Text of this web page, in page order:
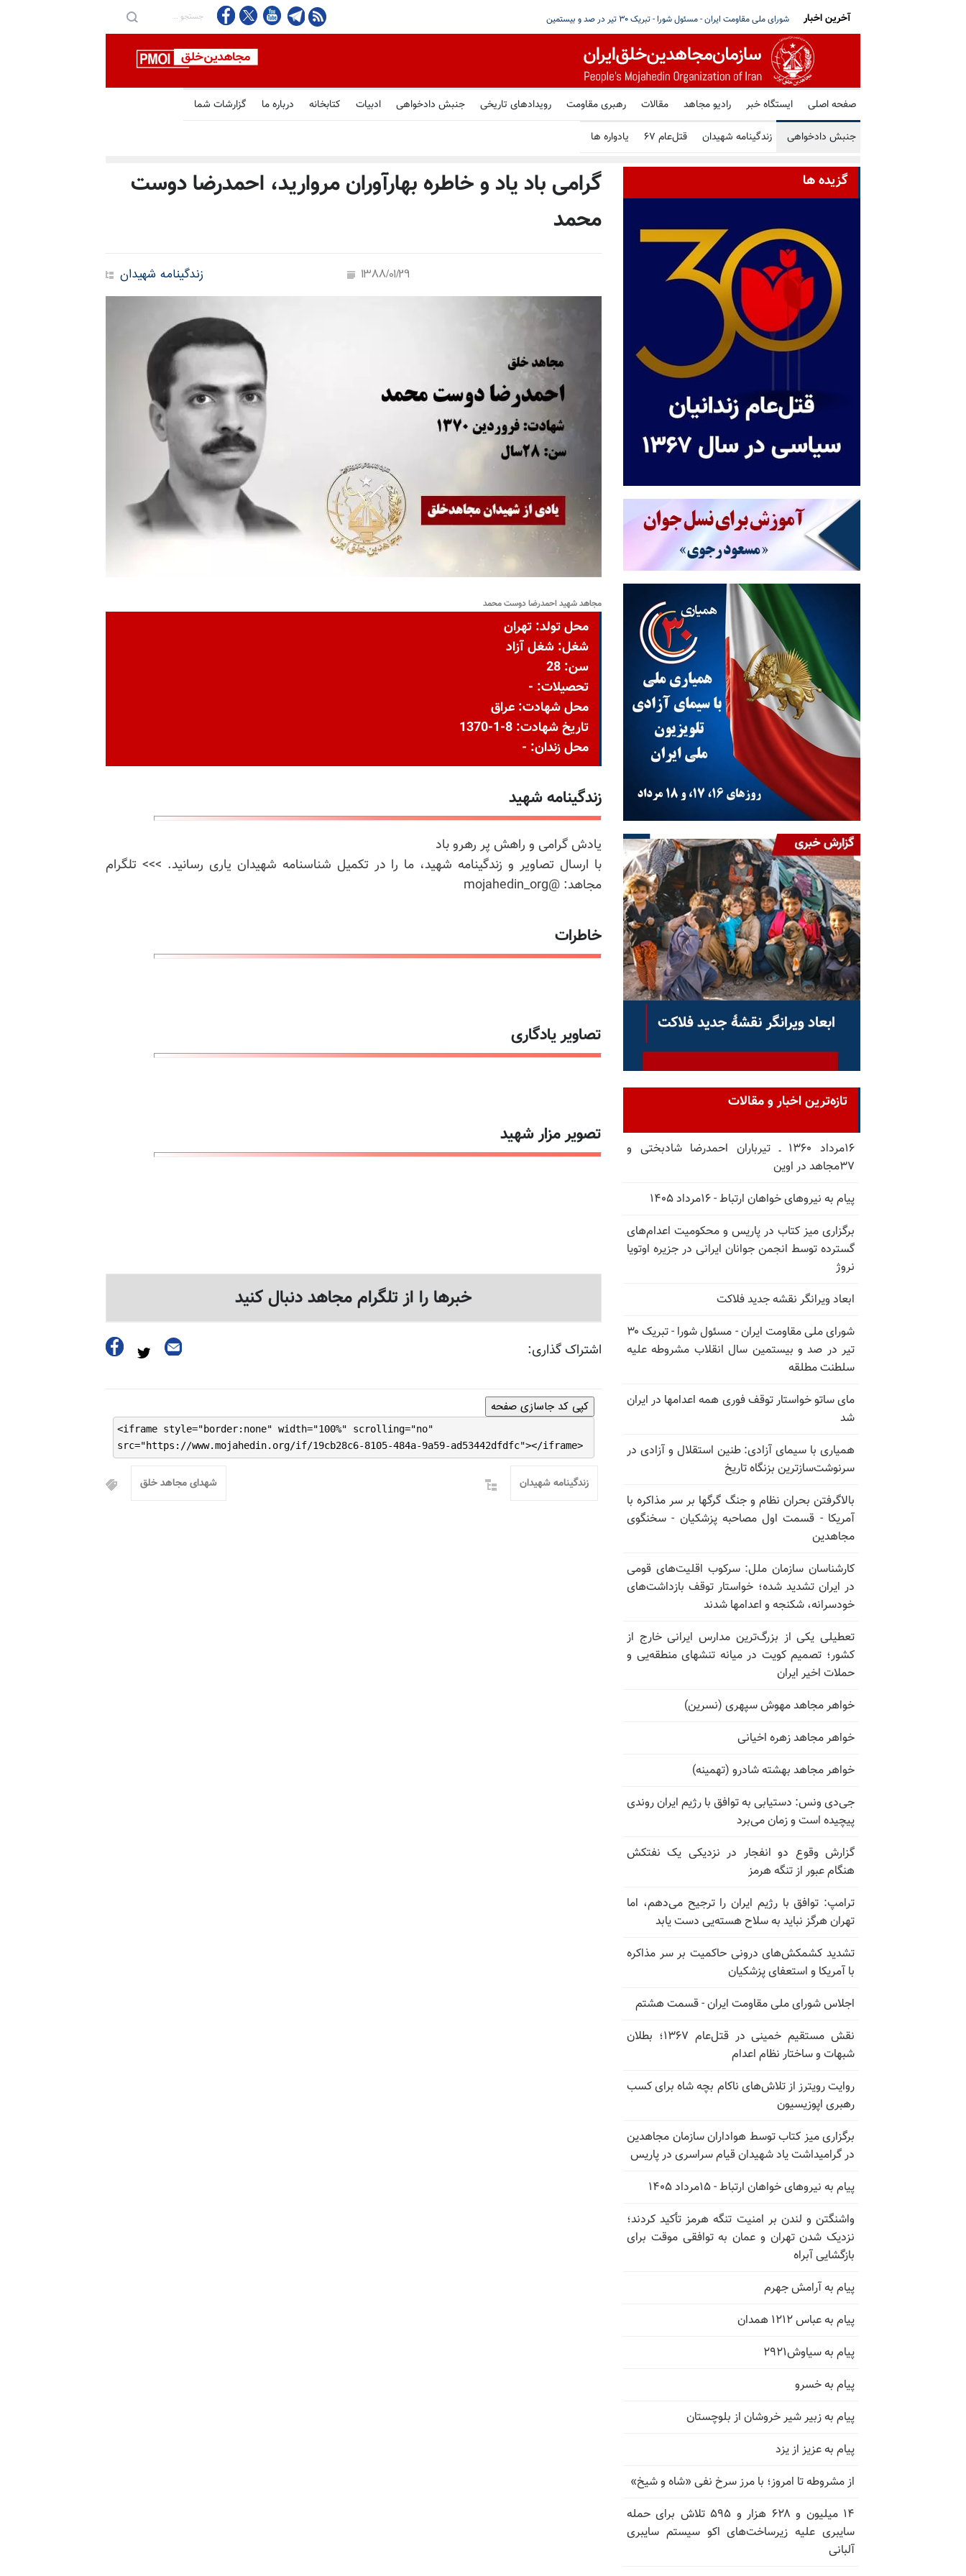
مای ساتو خواستار توقف فوری همه اعدامها در ایران شد بر سر مذاکره با آمریکا - قسمت اول مصاحبه
آخرین اخبار
صفحه اصلی ایستگاه خبر رادیو مجاهد مقالات رهبری مقاومت رویدادهای تاریخی جنبش دادخواهی ادبیات کتابخانه درباره ما گزارشات شما
جنبش دادخواهی زندگینامه شهیدان قتل‌عام ۶۷ یادواره ها
گرامی باد یاد و خاطره بهارآوران مروارید، احمدرضا دوست
محمد
زندگینامه شهیدان 1388/01/29
مجاهد شهید احمدرضا دوست محمد
محل تولد: تهران
شغل: شغل آزاد
سن: 28
تحصیلات: -
محل شهادت: عراق
تاریخ شهادت: 8-1-1370
محل زندان: -
زندگینامه شهید
یادش گرامی و راهش پر رهرو باد
با ارسال تصاویر و زندگینامه شهید، ما را در تکمیل شناسنامه شهیدان یاری رسانید. >>> تلگرام
مجاهد: @mojahedin_org
خاطرات
تصاویر یادگاری
تصویر مزار شهید
خبرها را از تلگرام مجاهد دنبال کنید
اشتراک گذاری:
کپی کد جاسازی صفحه
<iframe style="border:none" width="100%" scrolling="no"
src="https://www.mojahedin.org/if/19cb28c6-8105-484a-9a59-ad53442dfdfc"></iframe>
شهدای مجاهد خلق زندگینامه شهیدان
گزیده ها
تازه‌ترین اخبار و مقالات
۱۶مرداد ۱۳۶۰ ـ تیرباران احمدرضا شادبختی و
۳۷مجاهد در اوین
پیام به نیروهای خواهان ارتباط - ۱۶مرداد ۱۴۰۵
برگزاری میز کتاب در پاریس و محکومیت اعدام‌های
گسترده توسط انجمن جوانان ایرانی در جزیره اوتویا
نروژ
ابعاد ویرانگر نقشه جدید فلاکت
شورای ملی مقاومت ایران - مسئول شورا - تبریک ۳۰
تیر در صد و بیستمین سال انقلاب مشروطه علیه
سلطنت مطلقه
مای ساتو خواستار توقف فوری همه اعدامها در ایران
شد
همیاری با سیمای آزادی: طنین استقلال و آزادی در
سرنوشت‌سازترین بزنگاه تاریخ
بالا‌گرفتن بحران نظام و جنگ گرگها بر سر مذاکره با
آمریکا - قسمت اول مصاحبه پزشکیان - سخنگوی
مجاهدین
کارشناسان سازمان ملل: سرکوب اقلیت‌های قومی
در ایران تشدید شده؛ خواستار توقف بازداشت‌های
خودسرانه، شکنجه و اعدامها شدند
تعطیلی یکی از بزرگ‌ترین مدارس ایرانی خارج از
کشور؛ تصمیم کویت در میانه تنشهای منطقه‌یی و
حملات اخیر ایران
خواهر مجاهد مهوش سپهری (نسرین)
خواهر مجاهد زهره اخیانی
خواهر مجاهد بهشته شادرو (تهمینه)
جی‌دی ونس: دستیابی به توافق با رژیم ایران روندی
پیچیده است و زمان می‌برد
گزارش وقوع دو انفجار در نزدیکی یک نفتکش
هنگام عبور از تنگه هرمز
ترامپ: توافق با رژیم ایران را ترجیح می‌دهم، اما
تهران هرگز نباید به سلاح هسته‌یی دست یابد
تشدید کشمکش‌های درونی حاکمیت بر سر مذاکره
با آمریکا و استعفای پزشکیان
اجلاس شورای ملی مقاومت ایران - قسمت هشتم
نقش مستقیم خمینی در قتل‌عام ۱۳۶۷؛ بطلان
شبهات و ساختار نظام اعدام
روایت رویترز از تلاش‌های ناکام بچه شاه برای کسب
رهبری اپوزیسیون
برگزاری میز کتاب توسط هواداران سازمان مجاهدین
در گرامیداشت یاد شهیدان قیام سراسری در پاریس
پیام به نیروهای خواهان ارتباط - ۱۵مرداد ۱۴۰۵
واشنگتن و لندن بر امنیت تنگه هرمز تأکید کردند؛
نزدیک شدن تهران و عمان به توافقی موقت برای
بازگشایی آبراه
پیام به آرامش جهرم
پیام به عباس ۱۲۱۲ همدان
پیام به سیاوش۲۹۲۱
پیام به خسرو
پیام به زبیر شیر خروشان از بلوچستان
پیام به عزیز از یزد
از مشروطه تا امروز؛ با مرز سرخ نفی «شاه و شیخ»
۱۴ میلیون و ۶۲۸ هزار و ۵۹۵ تلاش برای حمله
سایبری علیه زیرساخت‌های اکو سیستم سایبری
آلبانی